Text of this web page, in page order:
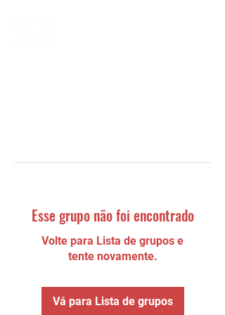
Esse grupo não foi encontrado
Volte para Lista de grupos e
tente novamente.
Vá para Lista de grupos